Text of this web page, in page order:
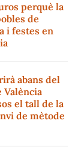
perquè la
de
i festes en
abans del
València
el tall de la
de mètode